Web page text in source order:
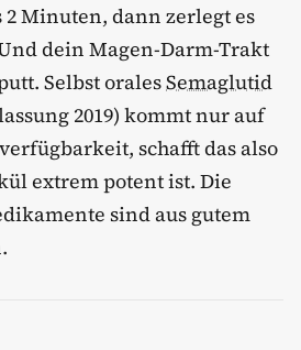
Minuten, dann zerlegt es
dein Magen-Darm-Trakt
Selbst oralesSemaglutid
2019) kommt nur auf
schafft das also
extrem potent ist. Die
sind aus gutem